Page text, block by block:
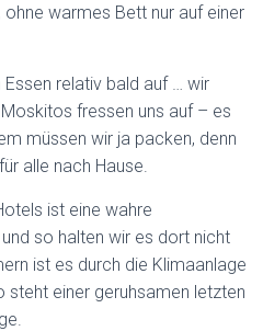
warmes Bett nur auf einer
relativ bald auf … wir
fressen uns auf – es
müssen wir ja packen, denn
alle nach Hause.
ist eine wahre
so halten wir es dort nicht
ist es durch die Klimaanlage
steht einer geruhsamen letzten